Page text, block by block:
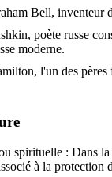
Bell, inventeur
poète russe
moderne.
l'un des pères
spirituelle : Dans
à la protection